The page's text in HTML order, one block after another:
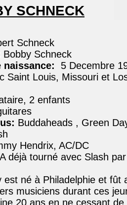
SCHNECK
Schneck
Bobby Schneck
naissance: 5 Decembre
Saint Louis, Missouri et
2 enfants
Buddaheads , Green
Hendrix, AC/DC
déjà tourné avec Slash
est né à Philadelphie et fût
musiciens durant ces
20 ans en ne cessant